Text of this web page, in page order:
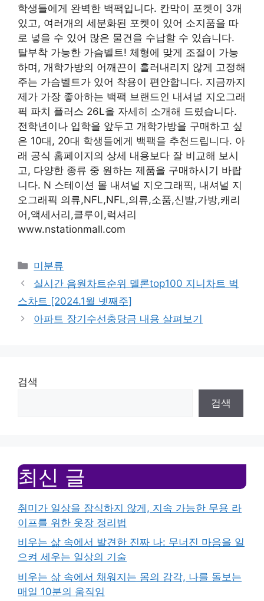
학생들에게 완벽한 백팩입니다. 칸막이 포켓이 3개
있고, 여러개의 세분화된 포켓이 있어 소지품을 따
로 넣을 수 있어 많은 물건을 수납할 수 있습니다.
탈부착 가능한 가슴벨트! 체형에 맞게 조절이 가능
하며, 개학가방의 어깨끈이 흘러내리지 않게 고정해
주는 가슴벨트가 있어 착용이 편안합니다. 지금까지
제가 가장 좋아하는 백팩 브랜드인 내셔널 지오그래
픽 파치 플러스 26L을 자세히 소개해 드렸습니다.
전학년이나 입학을 앞두고 개학가방을 구매하고 싶
은 10대, 20대 학생들에게 백팩을 추천드립니다. 아
래 공식 홈페이지의 상세 내용보다 잘 비교해 보시
고, 다양한 종류 중 원하는 제품을 구매하시기 바랍
니다. N 스테이션 몰 내셔널 지오그래픽, 내셔널 지
오그래픽 의류,NFL,NFL,의류,소품,신발,가방,캐리
어,액세서리,클루이,럭셔리
www.nstationmall.com
Categories
미분류
실시간 음원차트순위 멜론top100 지니차트 벅
스차트 [2024.1월 넷째주]
아파트 장기수선충당금 내용 살펴보기
검색
검색
최신 글
취미가 일상을 잠식하지 않게, 지속 가능한 무용 라
이프를 위한 옷장 정리법
비우는 삶 속에서 발견한 진짜 나: 무너진 마음을 일
으켜 세우는 일상의 기술
비우는 삶 속에서 채워지는 몸의 감각, 나를 돌보는
매일 10분의 움직임